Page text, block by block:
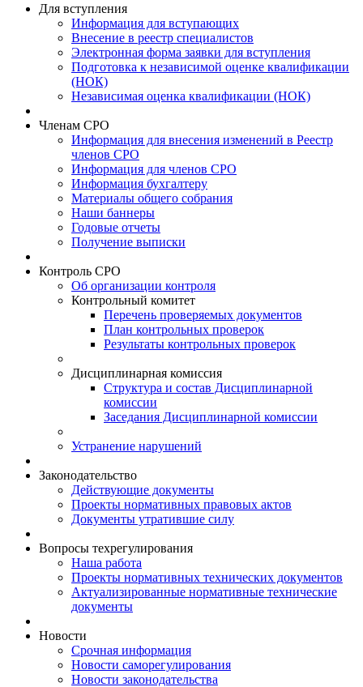
Для вступления
Информация для вступающих
Внесение в реестр специалистов
Электронная форма заявки для вступления
Подготовка к независимой оценке квалификации
(НОК)
Независимая оценка квалификации (НОК)
Членам СРО
Информация для внесения изменений в Реестр
членов СРО
Информация для членов СРО
Информация бухгалтеру
Материалы общего собрания
Наши баннеры
Годовые отчеты
Получение выписки
Контроль СРО
Об организации контроля
Контрольный комитет
Перечень проверяемых документов
План контрольных проверок
Результаты контрольных проверок
Дисциплинарная комиссия
Структура и состав Дисциплинарной
комиссии
Заседания Дисциплинарной комиссии
Устранение нарушений
Законодательство
Действующие документы
Проекты нормативных правовых актов
Документы утратившие силу
Вопросы техрегулирования
Наша работа
Проекты нормативных технических документов
Актуализированные нормативные технические
документы
Новости
Срочная информация
Новости саморегулирования
Новости законодательства